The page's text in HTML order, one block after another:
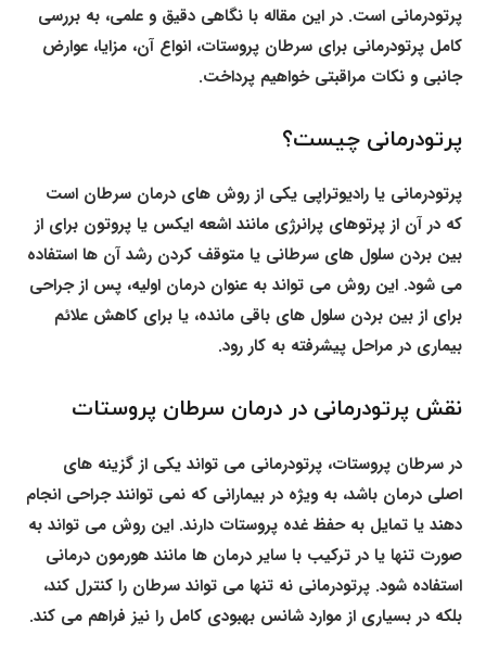
پرتودرمانی است. در این مقاله با نگاهی دقیق و علمی، به بررسی
کامل پرتودرمانی برای سرطان پروستات، انواع آن، مزایا، عوارض
جانبی و نکات مراقبتی خواهیم پرداخت.
پرتودرمانی چیست؟
پرتودرمانی یا رادیوتراپی یکی از روش های درمان سرطان است
که در آن از پرتوهای پرانرژی مانند اشعه ایکس یا پروتون برای از
بین بردن سلول های سرطانی یا متوقف کردن رشد آن ها استفاده
می شود. این روش می تواند به عنوان درمان اولیه، پس از جراحی
برای از بین بردن سلول های باقی مانده، یا برای کاهش علائم
بیماری در مراحل پیشرفته به کار رود.
نقش پرتودرمانی در درمان سرطان پروستات
در سرطان پروستات، پرتودرمانی می تواند یکی از گزینه های
اصلی درمان باشد، به ویژه در بیمارانی که نمی توانند جراحی انجام
دهند یا تمایل به حفظ غده پروستات دارند. این روش می تواند به
صورت تنها یا در ترکیب با سایر درمان ها مانند هورمون درمانی
استفاده شود. پرتودرمانی نه تنها می تواند سرطان را کنترل کند،
بلکه در بسیاری از موارد شانس بهبودی کامل را نیز فراهم می کند.